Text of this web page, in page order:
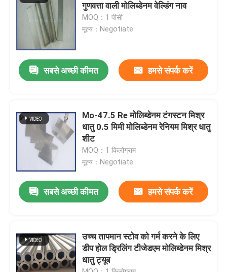
उत्पाद
वीआर शो
कारखाना भ्रमण
गुणवत्ता नियंत्रण
हमसे संपर्क करें
एक उद्धरण का अनुरोध करें
मोलिब्डेनम टंगस्टन मिश्र धातु
गुणवत्ता वाली मोलिब्डेनम वेल्डिंग नाव
MOQ：1 पीसी
मूल्य：Negotiate
सबसे अच्छी कीमत हमसे संपर्क करें
Mo-47.5 Re मोलिब्डेनम टंगस्टन मिश्र
धातु 0.5 मिमी मोलिब्डेनम रेनियम मिश्र धातु
शीट
MOQ：1 किलोग्राम
मूल्य：Negotiate
सबसे अच्छी कीमत हमसे संपर्क करें
उच्च तापमान स्टोव को गर्म करने के लिए
डीप होल ड्रिलिंग टीजेडएम मोलिब्डेनम मिश्र
धातु ट्यूब